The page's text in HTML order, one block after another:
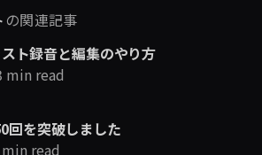
の関連記事
ト録音と編集のやり方
min read
を突破しました
read